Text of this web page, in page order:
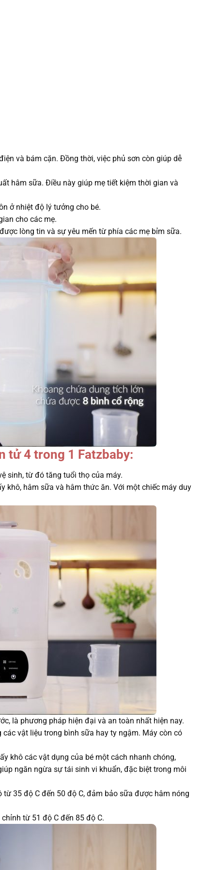
và bám cặn. Đồng thời, việc phủ sơn còn giúp dễ
hâm sữa. Điều này giúp mẹ tiết kiệm thời gian và
ở nhiệt độ lý tưởng cho bé.
cho các mẹ.
lòng tin và sự yêu mến từ phía các mẹ bỉm sữa.
tử 4 trong 1 Fatzbaby:
sinh, từ đó tăng tuổi thọ của máy.
khô, hâm sữa và hâm thức ăn. Với một chiếc máy duy
là phương pháp hiện đại và an toàn nhất hiện nay.
vật liệu trong bình sữa hay ty ngậm. Máy còn có
khô các vật dụng của bé một cách nhanh chóng,
ngăn ngừa sự tái sinh vi khuẩn, đặc biệt trong môi
35 độ C đến 50 độ C, đảm bảo sữa được hâm nóng
từ 51 độ C đến 85 độ C.